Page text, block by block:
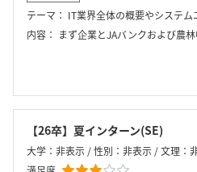
テーマ： IT業界全体の概要やシステムエンジニアの役割に関する基礎講義から始まり、主に二つの実践的なグループワークで構成されていた。最初のテーマはJAバンクが地域の顧客をサポートするための新規システム開発におけるプロジェクトマネジメントと
内容： まず企業とJAバンクおよび農林中央金庫の事業説明が行われ、その後アイスブレイクを挟んで本格的なグループワークへと移行した。講義ではIT業界の概要やシステムエンジニアの仕事について基礎的な知識を身につけ、IT知識がなくても安心して臨める環境であった。特に印象的だったのは、実業務を基にした二つのグループワークであった。JAバンク編では、顧客のライ
【26卒】夏インターン(SE)
大学：非表示 / 性別：非表示 / 文理：